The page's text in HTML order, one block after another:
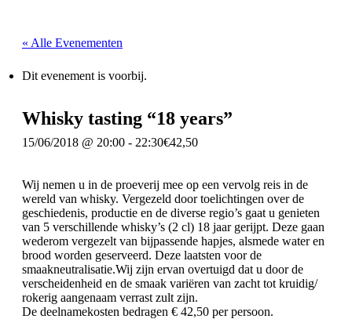
« Alle Evenementen
Dit evenement is voorbij.
Whisky tasting “18 years”
15/06/2018 @ 20:00 - 22:30€42,50
Wij nemen u in de proeverij mee op een vervolg reis in de
wereld van whisky. Vergezeld door toelichtingen over de
geschiedenis, productie en de diverse regio’s gaat u genieten
van 5 verschillende whisky’s (2 cl) 18 jaar gerijpt. Deze gaan
wederom vergezelt van bijpassende hapjes, alsmede water en
brood worden geserveerd. Deze laatsten voor de
smaakneutralisatie.Wij zijn ervan overtuigd dat u door de
verscheidenheid en de smaak variëren van zacht tot kruidig/
rokerig aangenaam verrast zult zijn.
De deelnamekosten bedragen € 42,50 per persoon.